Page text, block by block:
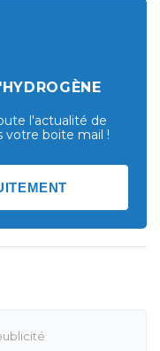
l'actualité de
votre boite mail !